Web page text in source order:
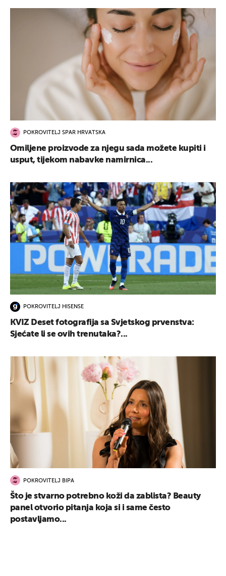
POKROVITELJ SPAR HRVATSKA
Omiljene proizvode za njegu sada možete kupiti i
usput, tijekom nabavke namirnica...
POKROVITELJ HISENSE
KVIZ Deset fotografija sa Svjetskog prvenstva:
Sjećate li se ovih trenutaka?...
POKROVITELJ BIPA
Što je stvarno potrebno koži da zablista? Beauty
panel otvorio pitanja koja si i same često
postavljamo...